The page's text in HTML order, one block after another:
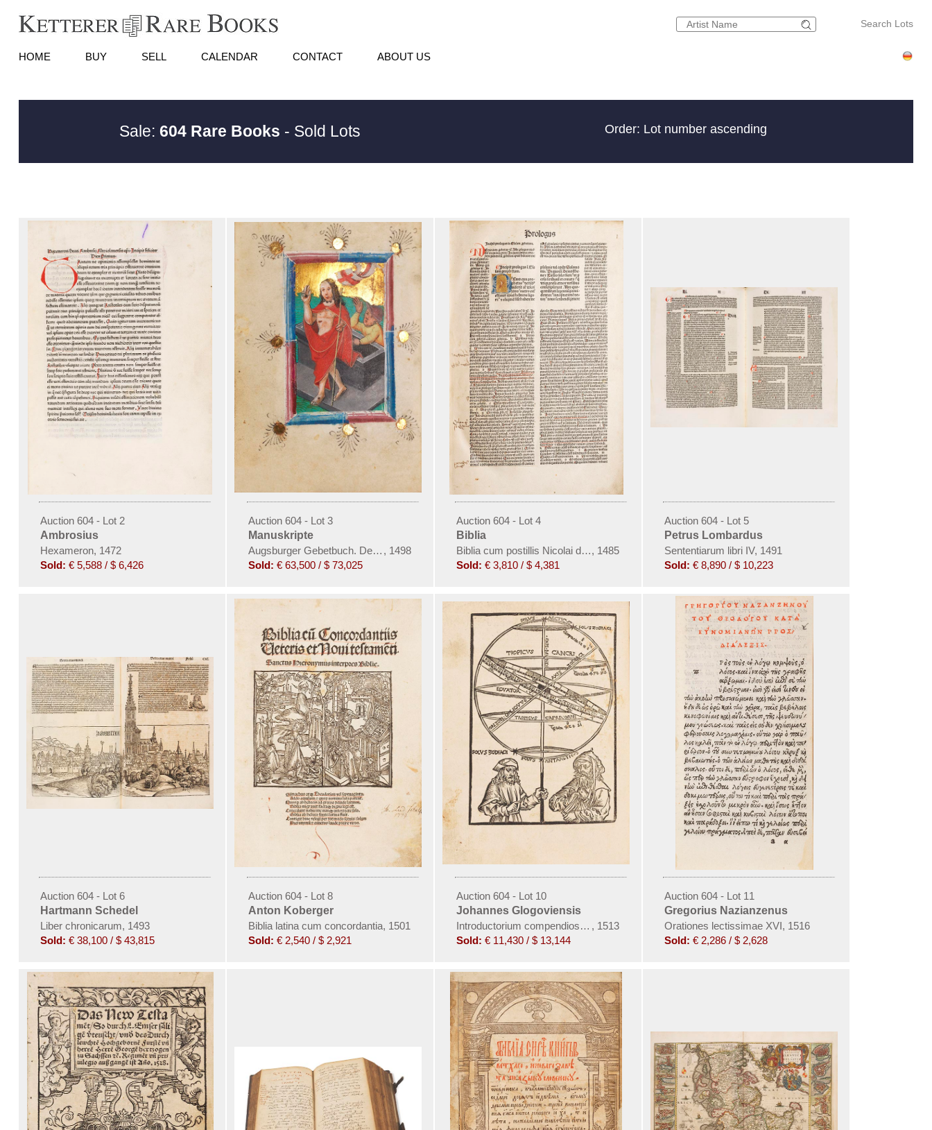
Search Lots
HOME BUY SELL CALENDAR CONTACT ABOUT US
Sale: 604 Rare Books - Sold Lots Order: Lot number ascending
Auction 604 - Lot 2
Ambrosius
Hexameron, 1472
Sold: € 5,588 / $ 6,426
Auction 604 - Lot 3
Manuskripte
Augsburger Gebetbuch. Deutsche Handschrift auf Pergament
, 1498
Sold: € 63,500 / $ 73,025
Auction 604 - Lot 4
Biblia
Biblia cum postillis Nicolai de Lyra
, 1485
Sold: € 3,810 / $ 4,381
Auction 604 - Lot 5
Petrus Lombardus
Sententiarum libri IV, 1491
Sold: € 8,890 / $ 10,223
Auction 604 - Lot 6
Hartmann Schedel
Liber chronicarum, 1493
Sold: € 38,100 / $ 43,815
Auction 604 - Lot 8
Anton Koberger
Biblia latina cum concordantia, 1501
Sold: € 2,540 / $ 2,921
Auction 604 - Lot 10
Johannes Glogoviensis
Introductorium compendiosum in tractatum spere
, 1513
Sold: € 11,430 / $ 13,144
Auction 604 - Lot 11
Gregorius Nazianzenus
Orationes lectissimae XVI, 1516
Sold: € 2,286 / $ 2,628